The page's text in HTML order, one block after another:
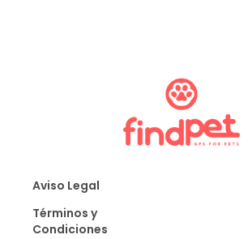
Aviso Legal
Términos y
Condiciones